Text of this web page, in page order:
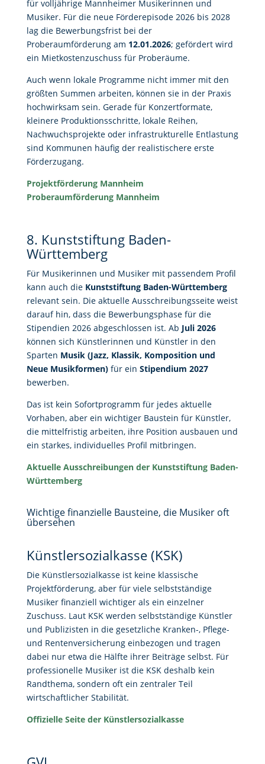
für volljährige Mannheimer Musikerinnen und
Musiker. Für die neue Förderepisode 2026 bis 2028
lag die Bewerbungsfrist bei der
Proberaumförderung am 12.01.2026; gefördert wird
ein Mietkostenzuschuss für Proberäume.
Auch wenn lokale Programme nicht immer mit den
größten Summen arbeiten, können sie in der Praxis
hochwirksam sein. Gerade für Konzertformate,
kleinere Produktionsschritte, lokale Reihen,
Nachwuchsprojekte oder infrastrukturelle Entlastung
sind Kommunen häufig der realistischere erste
Förderzugang.
Projektförderung Mannheim
Proberaumförderung Mannheim
8. Kunststiftung Baden-
Württemberg
Für Musikerinnen und Musiker mit passendem Profil
kann auch die Kunststiftung Baden-Württemberg
relevant sein. Die aktuelle Ausschreibungsseite weist
darauf hin, dass die Bewerbungsphase für die
Stipendien 2026 abgeschlossen ist. Ab Juli 2026
können sich Künstlerinnen und Künstler in den
Sparten Musik (Jazz, Klassik, Komposition und
Neue Musikformen)für ein Stipendium 2027
bewerben.
Das ist kein Sofortprogramm für jedes aktuelle
Vorhaben, aber ein wichtiger Baustein für Künstler,
die mittelfristig arbeiten, ihre Position ausbauen und
ein starkes, individuelles Profil mitbringen.
Aktuelle Ausschreibungen der Kunststiftung Baden-
Württemberg
Wichtige finanzielle Bausteine, die Musiker oft
übersehen
Künstlersozialkasse (KSK)
Die Künstlersozialkasse ist keine klassische
Projektförderung, aber für viele selbstständige
Musiker finanziell wichtiger als ein einzelner
Zuschuss. Laut KSK werden selbstständige Künstler
und Publizisten in die gesetzliche Kranken-, Pflege-
und Rentenversicherung einbezogen und tragen
dabei nur etwa die Hälfte ihrer Beiträge selbst. Für
professionelle Musiker ist die KSK deshalb kein
Randthema, sondern oft ein zentraler Teil
wirtschaftlicher Stabilität.
Offizielle Seite der Künstlersozialkasse